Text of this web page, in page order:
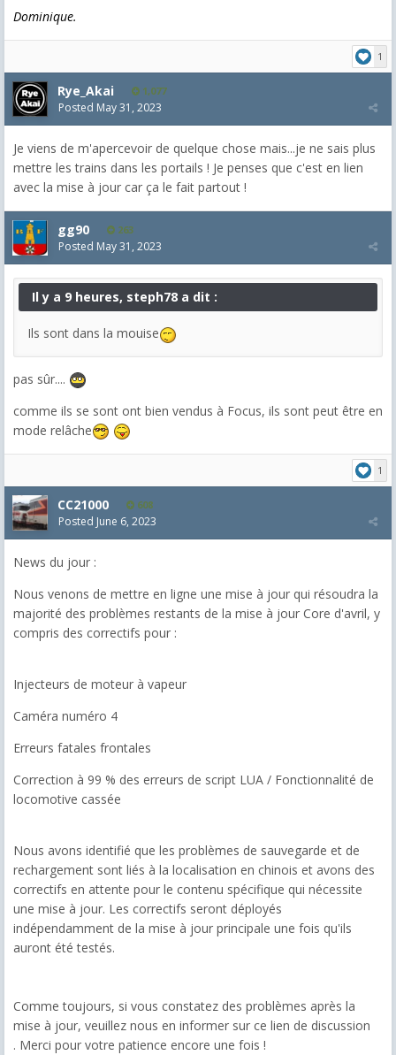
Dominique.
1
Rye_Akai 1,077
Posted May 31, 2023
Je viens de m'apercevoir de quelque chose mais...je ne sais plus
mettre les trains dans les portails ! Je penses que c'est en lien
avec la mise à jour car ça le fait partout !
gg90 263
Posted May 31, 2023
Il y a 9 heures, steph78 a dit :
Ils sont dans la mouise
pas sûr....
comme ils se sont ont bien vendus à Focus, ils sont peut être en
mode relâche
1
CC21000 608
Posted June 6, 2023
News du jour :
Nous venons de mettre en ligne une mise à jour qui résoudra la
majorité des problèmes restants de la mise à jour Core d'avril, y
compris des correctifs pour :
Injecteurs de moteur à vapeur
Caméra numéro 4
Erreurs fatales frontales
Correction à 99 % des erreurs de script LUA / Fonctionnalité de
locomotive cassée
Nous avons identifié que les problèmes de sauvegarde et de
rechargement sont liés à la localisation en chinois et avons des
correctifs en attente pour le contenu spécifique qui nécessite
une mise à jour. Les correctifs seront déployés
indépendamment de la mise à jour principale une fois qu'ils
auront été testés.
Comme toujours, si vous constatez des problèmes après la
mise à jour, veuillez nous en informer sur ce lien de discussion
. Merci pour votre patience encore une fois !